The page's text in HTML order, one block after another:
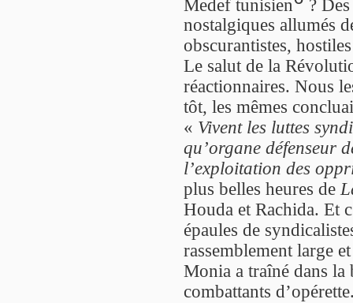
Medef tunisien
?
nostalgiques allumés
obscurantistes,
Le salut de la
réactionnaires. Nous
tôt, les mêmes
« Vivent les luttes
qu’organe défenseur
l’exploitation des
plus belles heures de
Houda et Rachida. Et
épaules de
rassemblement large
Monia a traîné dans la
combattants